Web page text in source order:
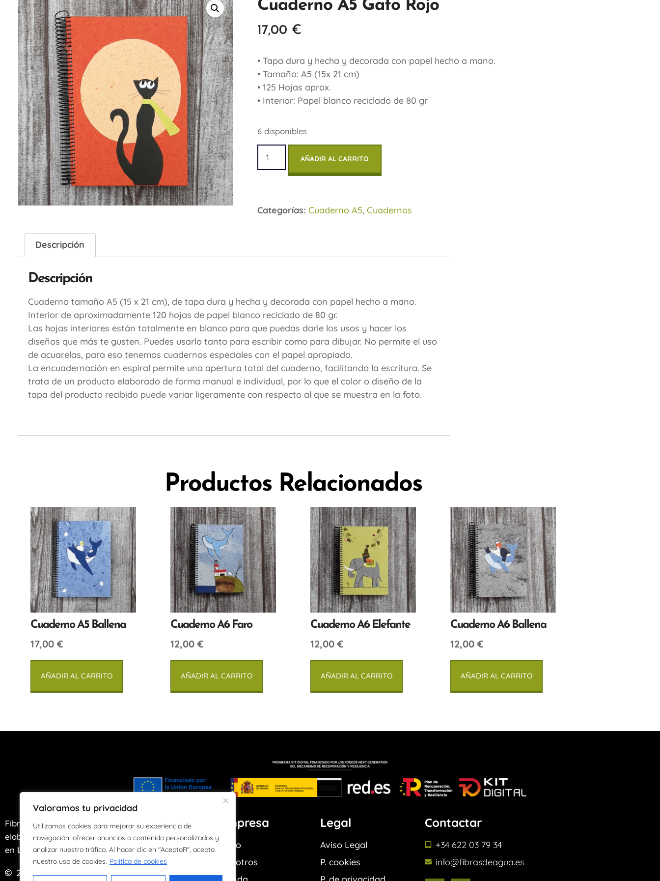
Valoramos tu privacidad
Utilizamos cookies para mejorar su experiencia de
navegación, ofrecer anuncios o contenido personalizados y
analizar nuestro tráfico. Al hacer clic en "AceptaR", acepta
nuestro uso de cookies. Política de cookies
Cuaderno A5 Gato Rojo
17,00 €
• Tapa dura y hecha y decorada con papel hecho a mano.
• Tamaño: A5 (15x 21 cm)
• 125 Hojas aprox.
• Interior: Papel blanco reciclado de 80 gr
6 disponibles
AÑADIR AL CARRITO
Categorías: Cuaderno A5, Cuadernos
Descripción
Descripción
Cuaderno tamaño A5 (15 x 21 cm), de tapa dura y hecha y decorada con papel hecho a mano.
Interior de aproximadamente 120 hojas de papel blanco reciclado de 80 gr.
Las hojas interiores están totalmente en blanco para que puedas darle los usos y hacer los
diseños que más te gusten. Puedes usarlo tanto para escribir como para dibujar. No permite el uso
de acuarelas, para eso tenemos cuadernos especiales con el papel apropiado.
La encuadernación en espiral permite una apertura total del cuaderno, facilitando la escritura. Se
trata de un producto elaborado de forma manual e individual, por lo que el color o diseño de la
tapa del producto recibido puede variar ligeramente con respecto al que se muestra en la foto.
Productos Relacionados
Cuaderno A5 Ballena
17,00 €
AÑADIR AL CARRITO
Cuaderno A6 Faro
12,00 €
AÑADIR AL CARRITO
Cuaderno A6 Elefante
12,00 €
AÑADIR AL CARRITO
Cuaderno A6 Ballena
12,00 €
AÑADIR AL CARRITO
Fibras de Agua es un taller artesano de
elaboración y transformación de papel ubicado
en Llanes, Asturias desde el año 2004.
2024 Derechos reservados
Empresa
Inicio
Nosotros
Legal
Aviso Legal
P. cookies
Contactar
+34 622 03 79 34
info@fibrasdeagua.es